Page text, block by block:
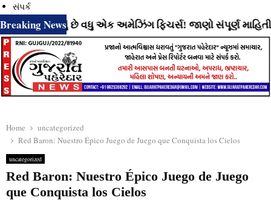
સંપર્ક
Breaking News
રહ્યું છે વધુ એક અમેઝિંગ ફિચર્સ! જાણો સંપૂર્ણ માહિતી ⇝
Home
uncategorized
Red Baron: Nuestro Épico Juego de Juego que Conquista los Cielos
uncategorized
Red Baron: Nuestro Épico Juego de Juego
que Conquista los Cielos